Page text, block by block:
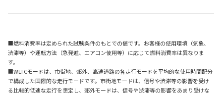
■燃料消費率は定められた試験条件のもとでの値です。お客様の使用環境（気象、
渋滞等）や運転方法（急発進、エアコン使用等）に応じて燃料消費率は異なりま
す。
■WLTCモードは、市街地、郊外、高速道路の各走行モードを平均的な使用時間配分
で構成した国際的な走行モードです。市街地モードは、信号や渋滞等の影響を受け
る比較的低速な走行を想定し、郊外モードは、信号や渋滞等の影響をあまり受けな